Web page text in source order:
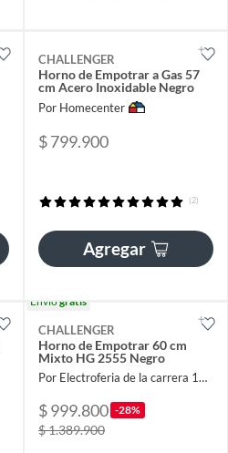
CHALLENGER
Horno de Empotrar a Gas 57
cm Acero Inoxidable Negro
Por Homecenter
$ 799.900
(2)
Agregar
Envíogratis
CHALLENGER
Horno de Empotrar 60 cm
Mixto HG 2555 Negro
Por Electroferia de la carrera 13 sas
$ 999.800 -28%
$ 1.389.900